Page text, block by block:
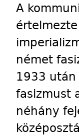
A
német
1933
fasizmust
néhány